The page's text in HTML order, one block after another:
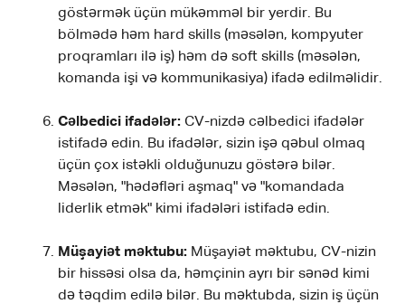
göstərmək üçün mükəmməl bir yerdir. Bu
bölmədə həm hard skills (məsələn, kompyuter
proqramları ilə iş) həm də soft skills (məsələn,
komanda işi və kommunikasiya) ifadə edilməlidir.
Cəlbedici ifadələr: CV-nizdə cəlbedici ifadələr
istifadə edin. Bu ifadələr, sizin işə qəbul olmaq
üçün çox istəkli olduğunuzu göstərə bilər.
Məsələn, "hədəfləri aşmaq" və "komandada
liderlik etmək" kimi ifadələri istifadə edin.
Müşayiət məktubu: Müşayiət məktubu, CV-nizin
bir hissəsi olsa da, həmçinin ayrı bir sənəd kimi
də təqdim edilə bilər. Bu məktubda, sizin iş üçün